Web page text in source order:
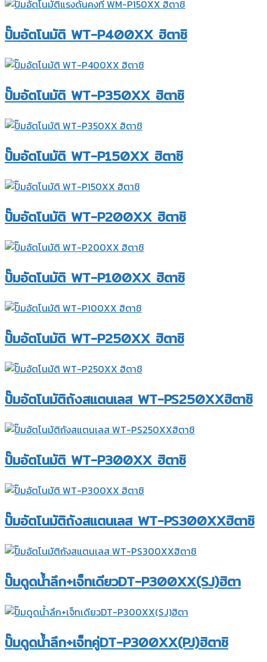
ปั๊มอัตโนมัติ WT-P400XX ฮิตาชิ
ปั๊มอัตโนมัติ WT-P350XX ฮิตาชิ
ปั๊มอัตโนมัติ WT-P150XX ฮิตาชิ
ปั๊มอัตโนมัติ WT-P200XX ฮิตาชิ
ปั๊มอัตโนมัติ WT-P100XX ฮิตาชิ
ปั๊มอัตโนมัติ WT-P250XX ฮิตาชิ
ปั๊มอัตโนมัติถังสแตนเลส WT-PS250XXฮิตาชิ
ปั๊มอัตโนมัติ WT-P300XX ฮิตาชิ
ปั๊มอัตโนมัติถังสแตนเลส WT-PS300XXฮิตาชิ
ปั๊มดูดน้ำลึก+เจ็ทเดียวDT-P300XX(SJ)ฮิตา
ปั๊มดูดน้ำลึก+เจ็ทคู่DT-P300XX(PJ)ฮิตาชิ